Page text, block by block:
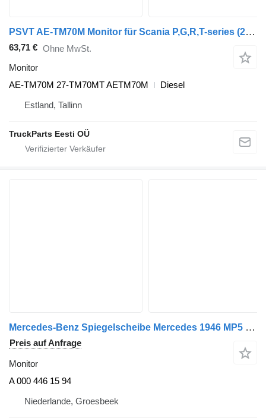
PSVT AE-TM70M Monitor für Scania P,G,R,T-series (2004-2017) Sattelzugmaschine
63,71 € Ohne MwSt.
Monitor
AE-TM70M 27-TM70MT AETM70M
Diesel
Estland, Tallinn
TruckParts Eesti OÜ
Mercedes-Benz Spiegelscheibe Mercedes 1946 MP5 Modell 2023 A 000 446 15 94 Monitor für LKW
Preis auf Anfrage
Monitor
A 000 446 15 94
Niederlande, Groesbeek